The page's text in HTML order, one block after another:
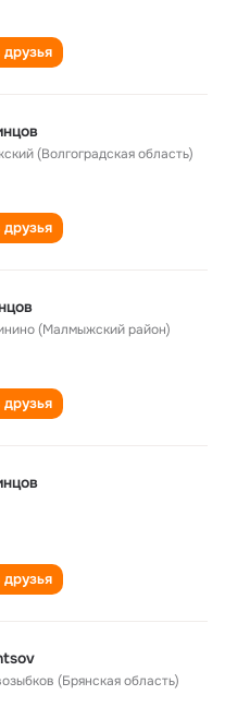
(Волгоградская область)
(Малмыжский район)
(Брянская область)